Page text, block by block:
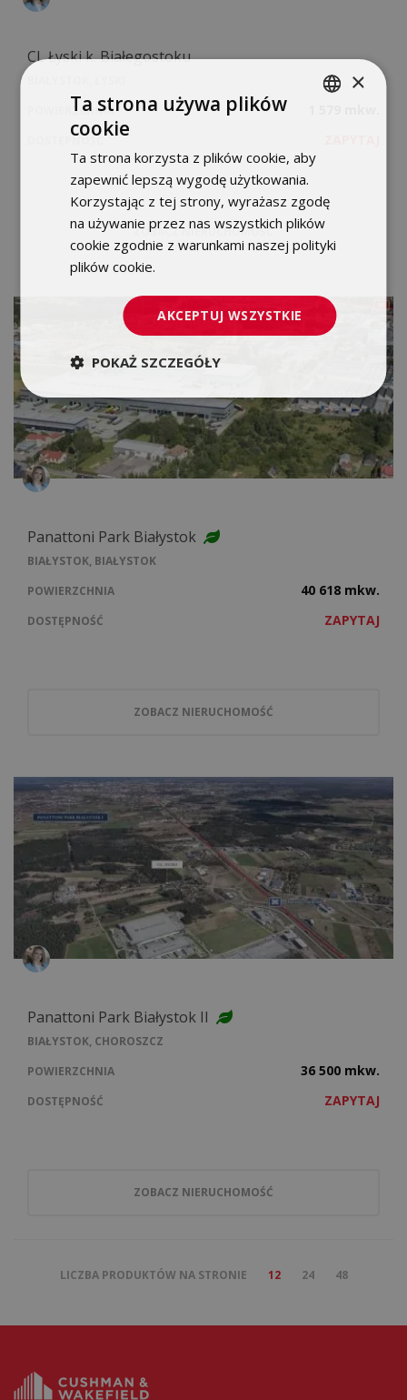
CL Łyski k. Białegostoku
POWIERZCHNIA
DOSTĘPNOŚĆ
ZOBACZ NIERUCHOMOŚĆ
Panattoni Park Białystok
BIAŁYSTOK, BIAŁYSTOK
POWIERZCHNIA
40 618 mkw.
DOSTĘPNOŚĆ ZAPYTAJ
ZOBACZ NIERUCHOMOŚĆ
Panattoni Park Białystok II
BIAŁYSTOK, CHOROSZCZ
POWIERZCHNIA
36 500 mkw.
DOSTĘPNOŚĆ ZAPYTAJ
ZOBACZ NIERUCHOMOŚĆ
LICZBA PRODUKTÓW NA STRONIE 12 24 48
ENGLISH
×
Ta strona używa plików
cookie
Ta strona korzysta z plików cookie, aby
zapewnić lepszą wygodę użytkowania.
Korzystając z tej strony, wyrażasz zgodę
na używanie przez nas wszystkich plików
cookie zgodnie z warunkami naszej polityki
plików cookie.
AKCEPTUJ WSZYSTKIE
POKAŻ SZCZEGÓŁY